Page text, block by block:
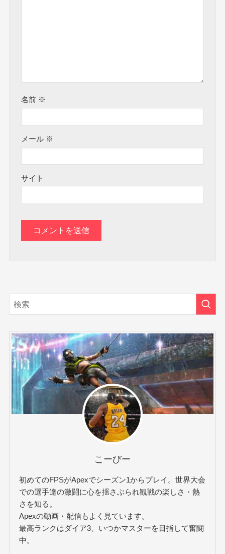
名前 ※
メール ※
サイト
こーびー
初めてのFPSがApexでシーズン1からプレイ。世界大会
での選手達の激闘に心を揺さぶられ観戦の楽しさ・熱
さを知る。
Apexの動画・配信もよく見ています。
最高ランクはダイア3、いつかマスターを目指して奮闘
中。